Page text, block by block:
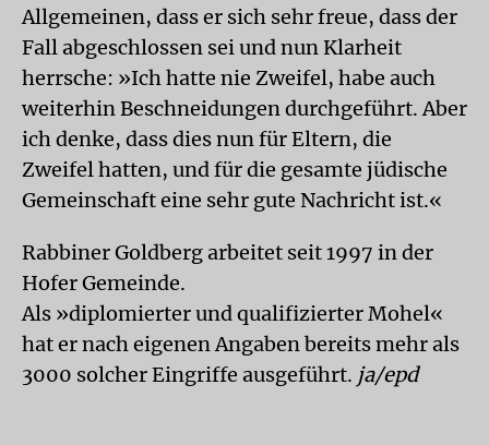
Allgemeinen, dass er sich sehr freue, dass der
Fall abgeschlossen sei und nun Klarheit
herrsche: »Ich hatte nie Zweifel, habe auch
weiterhin Beschneidungen durchgeführt. Aber
ich denke, dass dies nun für Eltern, die
Zweifel hatten, und für die gesamte jüdische
Gemeinschaft eine sehr gute Nachricht ist.«
Rabbiner Goldberg arbeitet seit 1997 in der
Hofer Gemeinde.
Als »diplomierter und qualifizierter Mohel«
hat er nach eigenen Angaben bereits mehr als
3000 solcher Eingriffe ausgeführt. ja/epd